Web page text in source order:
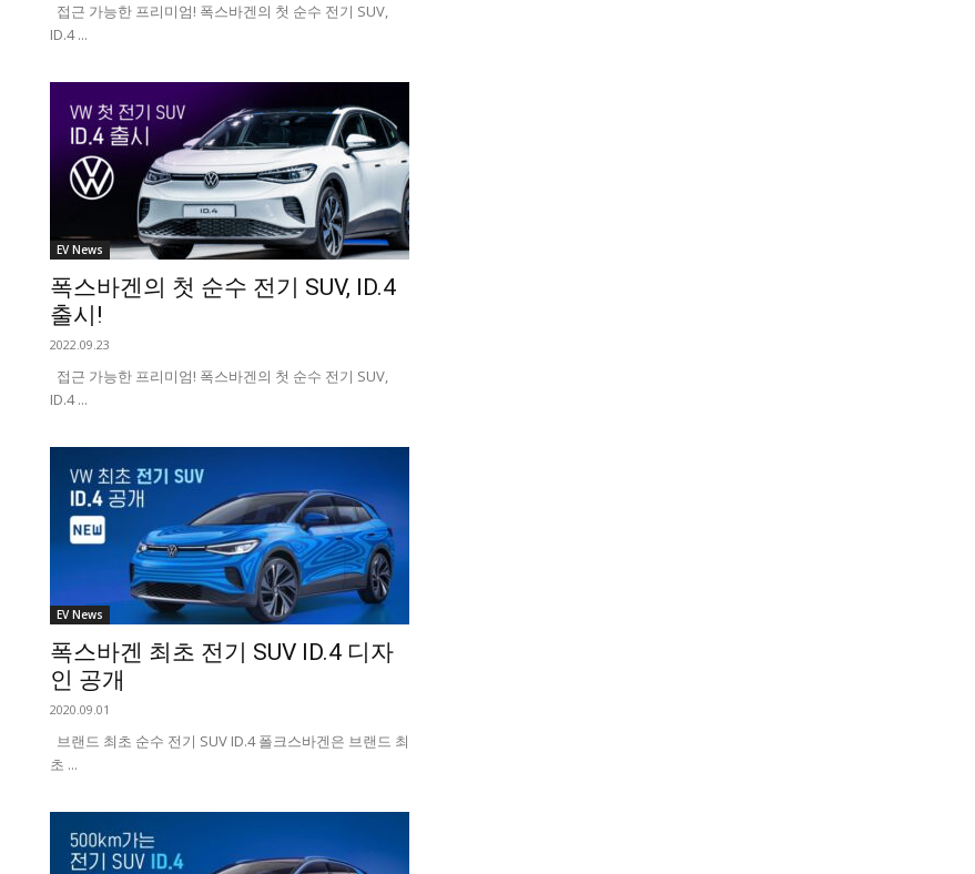
접근 가능한 프리미엄! 폭스바겐의 첫 순수 전기 SUV,
ID.4 ...
EV News
폭스바겐의 첫 순수 전기 SUV, ID.4
출시!
2022.09.23
접근 가능한 프리미엄! 폭스바겐의 첫 순수 전기 SUV,
ID.4 ...
EV News
폭스바겐 최초 전기 SUV ID.4 디자
인 공개
2020.09.01
브랜드 최초 순수 전기 SUV ID.4 폴크스바겐은 브랜드 최
초 ...